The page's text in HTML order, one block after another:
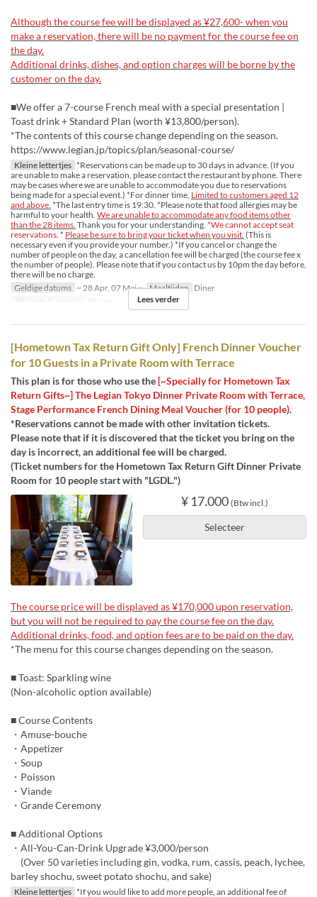
Although the course fee will be displayed as ¥27,600- when you
make a reservation, there will be no payment for the course fee on
the day.
Additional drinks, dishes, and option charges will be borne by the
customer on the day.
■We offer a 7-course French meal with a special presentation |
Toast drink + Standard Plan (worth ¥13,800/person).
*The contents of this course change depending on the season.
https://www.legian.jp/topics/plan/seasonal-course/
Kleine lettertjes *Reservations can be made up to 30 days in advance. (If you
are unable to make a reservation, please contact the restaurant by phone. There
may be cases where we are unable to accommodate you due to reservations
being made for a special event.) *For dinner time, Limited to customers aged 12
and above. *The last entry time is 19:30. *Please note that food allergies may be
harmful to your health. We are unable to accommodate any food items other
than the 28 items. Thank you for your understanding. *We cannot accept seat
reservations. * Please be sure to bring your ticket when you visit. (This is
necessary even if you provide your number.) *If you cancel or change the
number of people on the day, a cancellation fee will be charged (the course fee x
the number of people). Please note that if you contact us by 10pm the day before,
there will be no charge.
Geldige datums ~ 28 Apr, 07 Mei ~ Maaltijden Diner
Zitplaats Categorie
Dining Lees verder
[Hometown Tax Return Gift Only] French Dinner Voucher
for 10 Guests in a Private Room with Terrace
This plan is for those who use the[~Specially for Hometown Tax
Return Gifts~] The Legian Tokyo Dinner Private Room with Terrace,
Stage Performance French Dining Meal Voucher (for 10 people).
*Reservations cannot be made with other invitation tickets.
Please note that if it is discovered that the ticket you bring on the
day is incorrect, an additional fee will be charged.
(Ticket numbers for the Hometown Tax Return Gift Dinner Private
Room for 10 people start with "LGDL.")
¥ 17.000 (Btw incl.)
Selecteer
The course price will be displayed as ¥170,000 upon reservation,
but you will not be required to pay the course fee on the day.
Additional drinks, food, and option fees are to be paid on the day.
*The menu for this course changes depending on the season.
■ Toast: Sparkling wine
(Non-alcoholic option available)
■ Course Contents
・Amuse-bouche
・Appetizer
・Soup
・Poisson
・Viande
・Grande Ceremony
■ Additional Options
・All-You-Can-Drink Upgrade ¥3,000/person
(Over 50 varieties including gin, vodka, rum, cassis, peach, lychee,
barley shochu, sweet potato shochu, and sake)
Kleine lettertjes *If you would like to add more people, an additional fee of